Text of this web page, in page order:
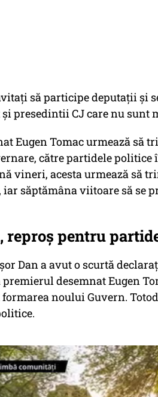
să participe deputații și
presedintii CJ care nu sunt
Eugen Tomac urmează
către partidele politice
vineri, acesta urmează să
săptămâna viitoare să se
reproș pentru
Dan a avut o scurtă
premierul desemnat Eugen
noului Guvern.